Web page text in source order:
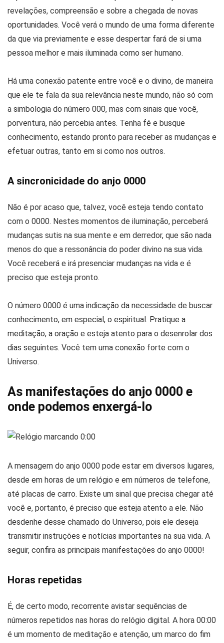
revelações, compreensão e sobre a chegada de novas
oportunidades. Você verá o mundo de uma forma diferente
da que via previamente e esse despertar fará de si uma
pessoa melhor e mais iluminada como ser humano.
Há uma conexão patente entre você e o divino, de maneira
que ele te fala da sua relevância neste mundo, não só com
a simbologia do número 000, mas com sinais que você,
porventura, não percebia antes. Tenha fé e busque
conhecimento, estando pronto para receber as mudanças e
efetuar outras, tanto em si como nos outros.
A sincronicidade do anjo 0000
Não é por acaso que, talvez, você esteja tendo contato
com o 0000. Nestes momentos de iluminação, perceberá
mudanças sutis na sua mente e em derredor, que são nada
menos do que a ressonância do poder divino na sua vida.
Você receberá e irá presenciar mudanças na vida e é
preciso que esteja pronto.
O número 0000 é uma indicação da necessidade de buscar
conhecimento, em especial, o espiritual. Pratique a
meditação, a oração e esteja atento para o desenrolar dos
dias seguintes. Você tem uma conexão forte com o
Universo.
As manifestações do anjo 0000 e
onde podemos enxergá-lo
A mensagem do anjo 0000 pode estar em diversos lugares,
desde em horas de um relógio e em números de telefone,
até placas de carro. Existe um sinal que precisa chegar até
você e, portanto, é preciso que esteja atento a ele. Não
desdenhe desse chamado do Universo, pois ele deseja
transmitir instruções e notícias importantes na sua vida. A
seguir, confira as principais manifestações do anjo 0000!
Horas repetidas
É, de certo modo, recorrente avistar sequências de
números repetidos nas horas do relógio digital. A hora 00:00
é um momento de meditação e atenção, um marco do fim